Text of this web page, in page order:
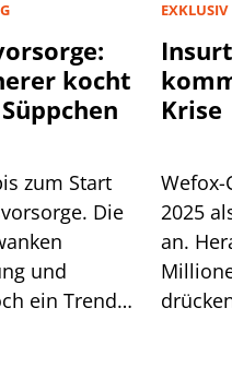
kocht
zum Start
Die
und
ein Trend
EXKLUSIV
Krise
Wefox-
2025
an.